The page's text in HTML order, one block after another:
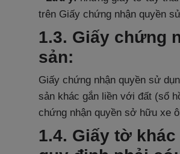
trên Giấy chứng nhận quyền
1.3. Giấy chứng
sản:
Giấy chứng nhận quyền sử
sản khác gắn liền với đất (sổ
chứng nhận quyền sở hữu xe
1.4. Giấy tờ